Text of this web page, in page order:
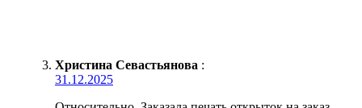
Христина Севастьянова :
31.12.2025